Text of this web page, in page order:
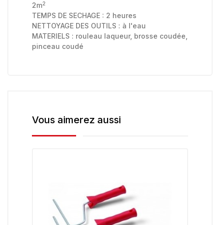
2m2
TEMPS DE SECHAGE : 2 heures
NETTOYAGE DES OUTILS : à l'eau
MATERIELS : rouleau laqueur, brosse coudée,
pinceau coudé
Vous aimerez aussi